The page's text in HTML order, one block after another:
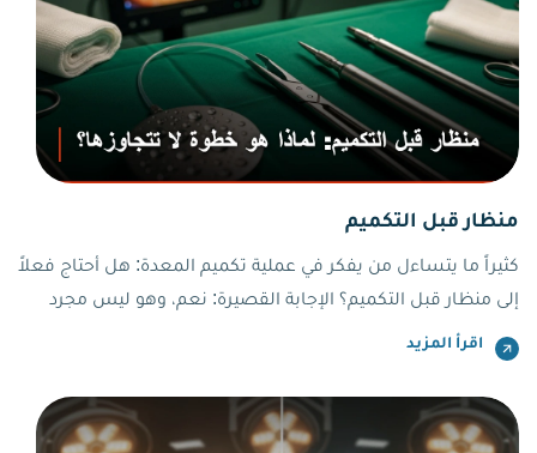
منظار قبل التكميم
كثيراً ما يتساءل من يفكر في عملية تكميم المعدة: هل أحتاج فعلاً
إلى منظار قبل التكميم؟ الإجابة القصيرة: نعم، وهو ليس مجرد
إجراء روتيني. هذا المنظار هو عينك الداخلية على المعدة قبل أن
يخبرك به الألم.
اقرأ المزيد